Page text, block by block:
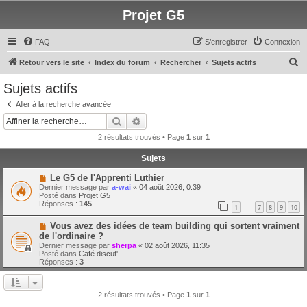
Projet G5
FAQ Connexion
S’enregistrer
Retour vers le site Index du forum Rechercher Sujets actifs
Sujets actifs
Aller à la recherche avancée
Rechercher
2 résultats trouvés • Page 1 sur 1
Sujets
N
o
u
v
e
a
u
m
e
s
s
a
Le G5 de l'Apprenti Luthier
Dernier message par a-wai « 04 août 2026, 0:39
Posté dans Projet G5
Réponses : 145 1 7 8 9 10
N
u
v
e
a
u
Vous avez des idées de team building qui sortent vraiment
de l'ordinaire ?
Dernier message par sherpa « 02 août 2026, 11:35
Posté dans Café discut'
Réponses : 3
2 résultats trouvés • Page 1 sur 1